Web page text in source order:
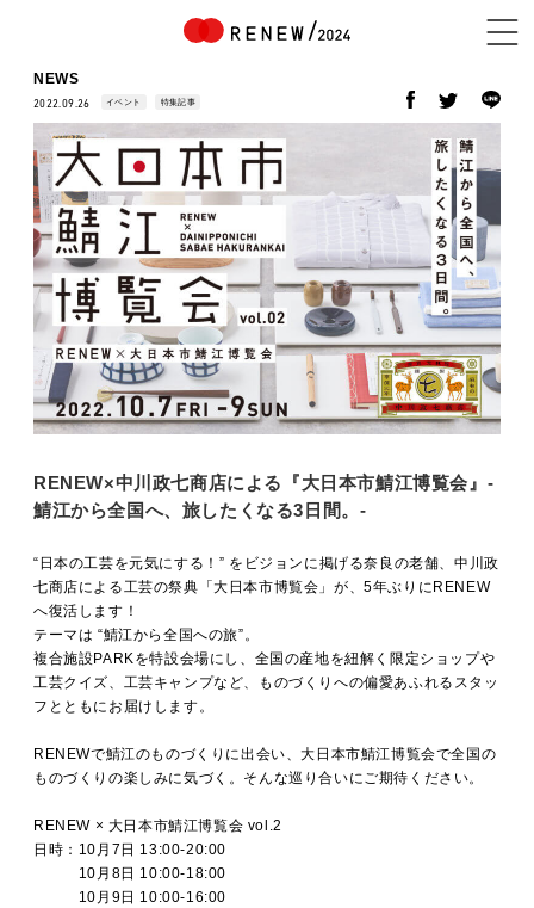
NEWS
ABOUT
CONTENTS
ACCESS / STAY
CONTACT
NEWS
2022.09.26 イベント 特集記事
RENEW×中川政七商店による『大日本市鯖江博覧会』-
鯖江から全国へ、旅したくなる3日間。-
“日本の工芸を元気にする！” をビジョンに掲げる奈良の老舗、中川政
七商店による工芸の祭典「大日本市博覧会」が、5年ぶりにRENEW
へ復活します！
テーマは “鯖江から全国への旅”。
複合施設PARKを特設会場にし、全国の産地を紐解く限定ショップや
工芸クイズ、工芸キャンプなど、ものづくりへの偏愛あふれるスタッ
フとともにお届けします。
RENEWで鯖江のものづくりに出会い、大日本市鯖江博覧会で全国の
ものづくりの楽しみに気づく。そんな巡り合いにご期待ください。
RENEW × 大日本市鯖江博覧会 vol.2
日時：10月7日 13:00-20:00
10月8日 10:00-18:00
10月9日 10:00-16:00